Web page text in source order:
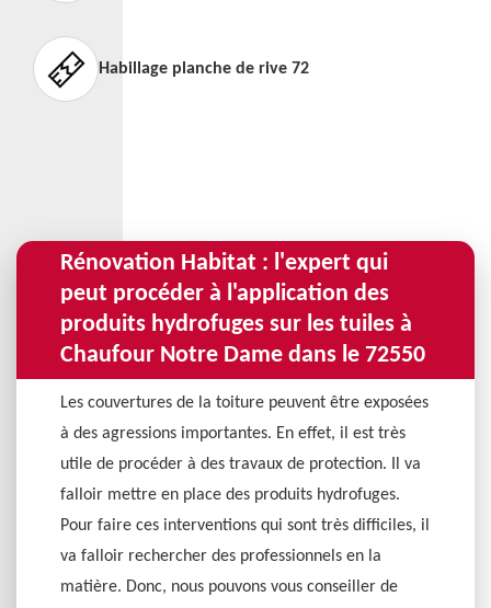
Habillage planche de rive 72
Rénovation Habitat : l'expert qui
peut procéder à l'application des
produits hydrofuges sur les tuiles à
Chaufour Notre Dame dans le 72550
Les couvertures de la toiture peuvent être exposées
à des agressions importantes. En effet, il est très
utile de procéder à des travaux de protection. Il va
falloir mettre en place des produits hydrofuges.
Pour faire ces interventions qui sont très difficiles, il
va falloir rechercher des professionnels en la
matière. Donc, nous pouvons vous conseiller de